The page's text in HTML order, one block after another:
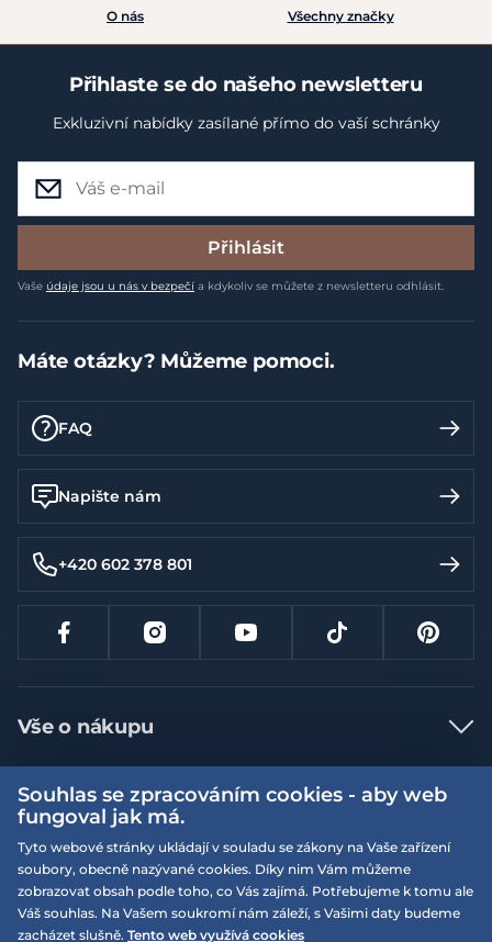
O nás Všechny značky
Přihlaste se do našeho newsletteru
Exkluzivní nabídky zasílané přímo do vaší schránky
Přihlásit
Vaše údaje jsou u nás v bezpečí a kdykoliv se můžete z newsletteru odhlásit.
Máte otázky? Můžeme pomoci.
FAQ
Napište nám
+420 602 378 801
Vše o nákupu
Jak nakupovat
Nejčastější dotazy
Doprava a platba
Vrácení a výměna zboží
Reklamace
Více informací
Obchodní podmínky
Podmínky EQS věrnostního klubu
On-line katalogy
Naše prodejny
EQS Rudná
Souhlas se zpracováním cookies - aby web
fungoval jak má.
Tyto webové stránky ukládají v souladu se zákony na Vaše zařízení
soubory, obecně nazývané cookies. Díky nim Vám můžeme
zobrazovat obsah podle toho, co Vás zajímá. Potřebujeme k tomu ale
Váš souhlas. Na Vašem soukromí nám záleží, s Vašimi daty budeme
zacházet slušně. Tento web využívá cookies